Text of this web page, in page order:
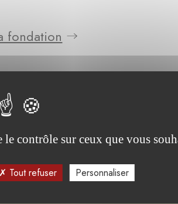
fondation
contrôle sur ceux que vous
Tout refuser Personnaliser